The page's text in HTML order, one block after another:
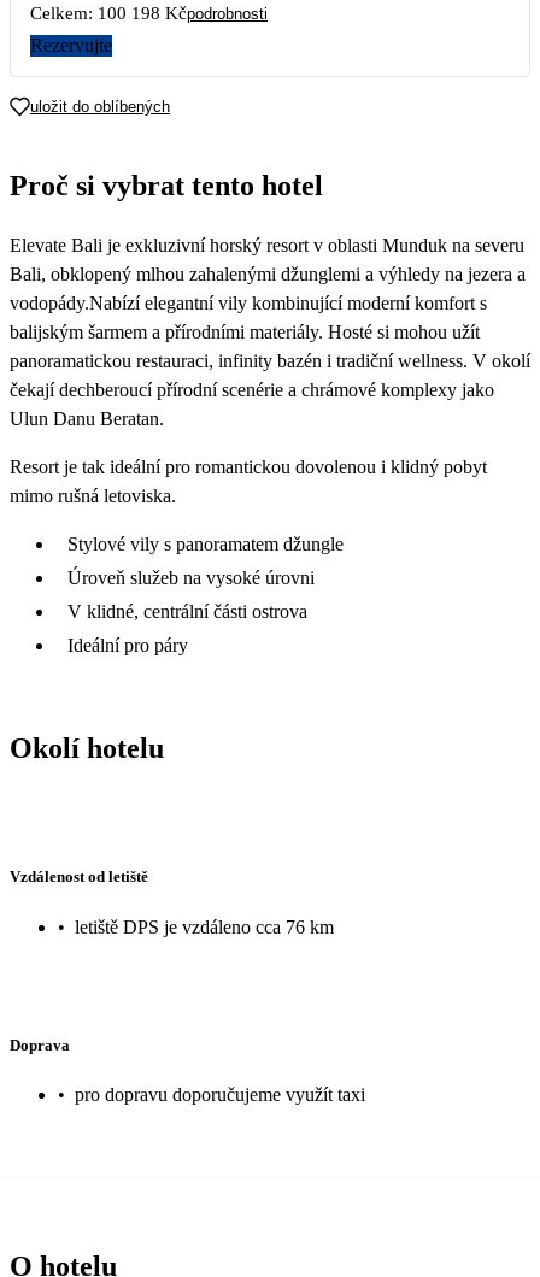
14
51 809
21
72 559
22
70 999
80 849 69 739 73 529 71 309
Celkem: 100 198 Kčpodrobnosti
Rezervujte
uložit do oblíbených
Proč si vybrat tento hotel
Elevate Bali je exkluzivní horský resort v oblasti Munduk na severu
Bali, obklopený mlhou zahalenými džunglemi a výhledy na jezera a
vodopády.Nabízí elegantní vily kombinující moderní komfort s
balijským šarmem a přírodními materiály. Hosté si mohou užít
panoramatickou restauraci, infinity bazén i tradiční wellness. V okolí
čekají dechberoucí přírodní scenérie a chrámové komplexy jako
Ulun Danu Beratan.
Resort je tak ideální pro romantickou dovolenou i klidný pobyt
mimo rušná letoviska.
Stylové vily s panoramatem džungle
Úroveň služeb na vysoké úrovni
V klidné, centrální části ostrova
Ideální pro páry
Okolí hotelu
Vzdálenost od letiště
• letiště DPS je vzdáleno cca 76 km
Doprava
• pro dopravu doporučujeme využít taxi
O hotelu